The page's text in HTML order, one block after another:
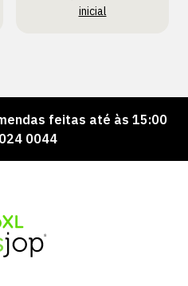
inicial
feitas até às 15:00 =